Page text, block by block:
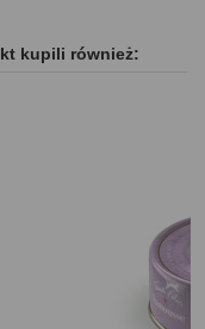
kupili również: